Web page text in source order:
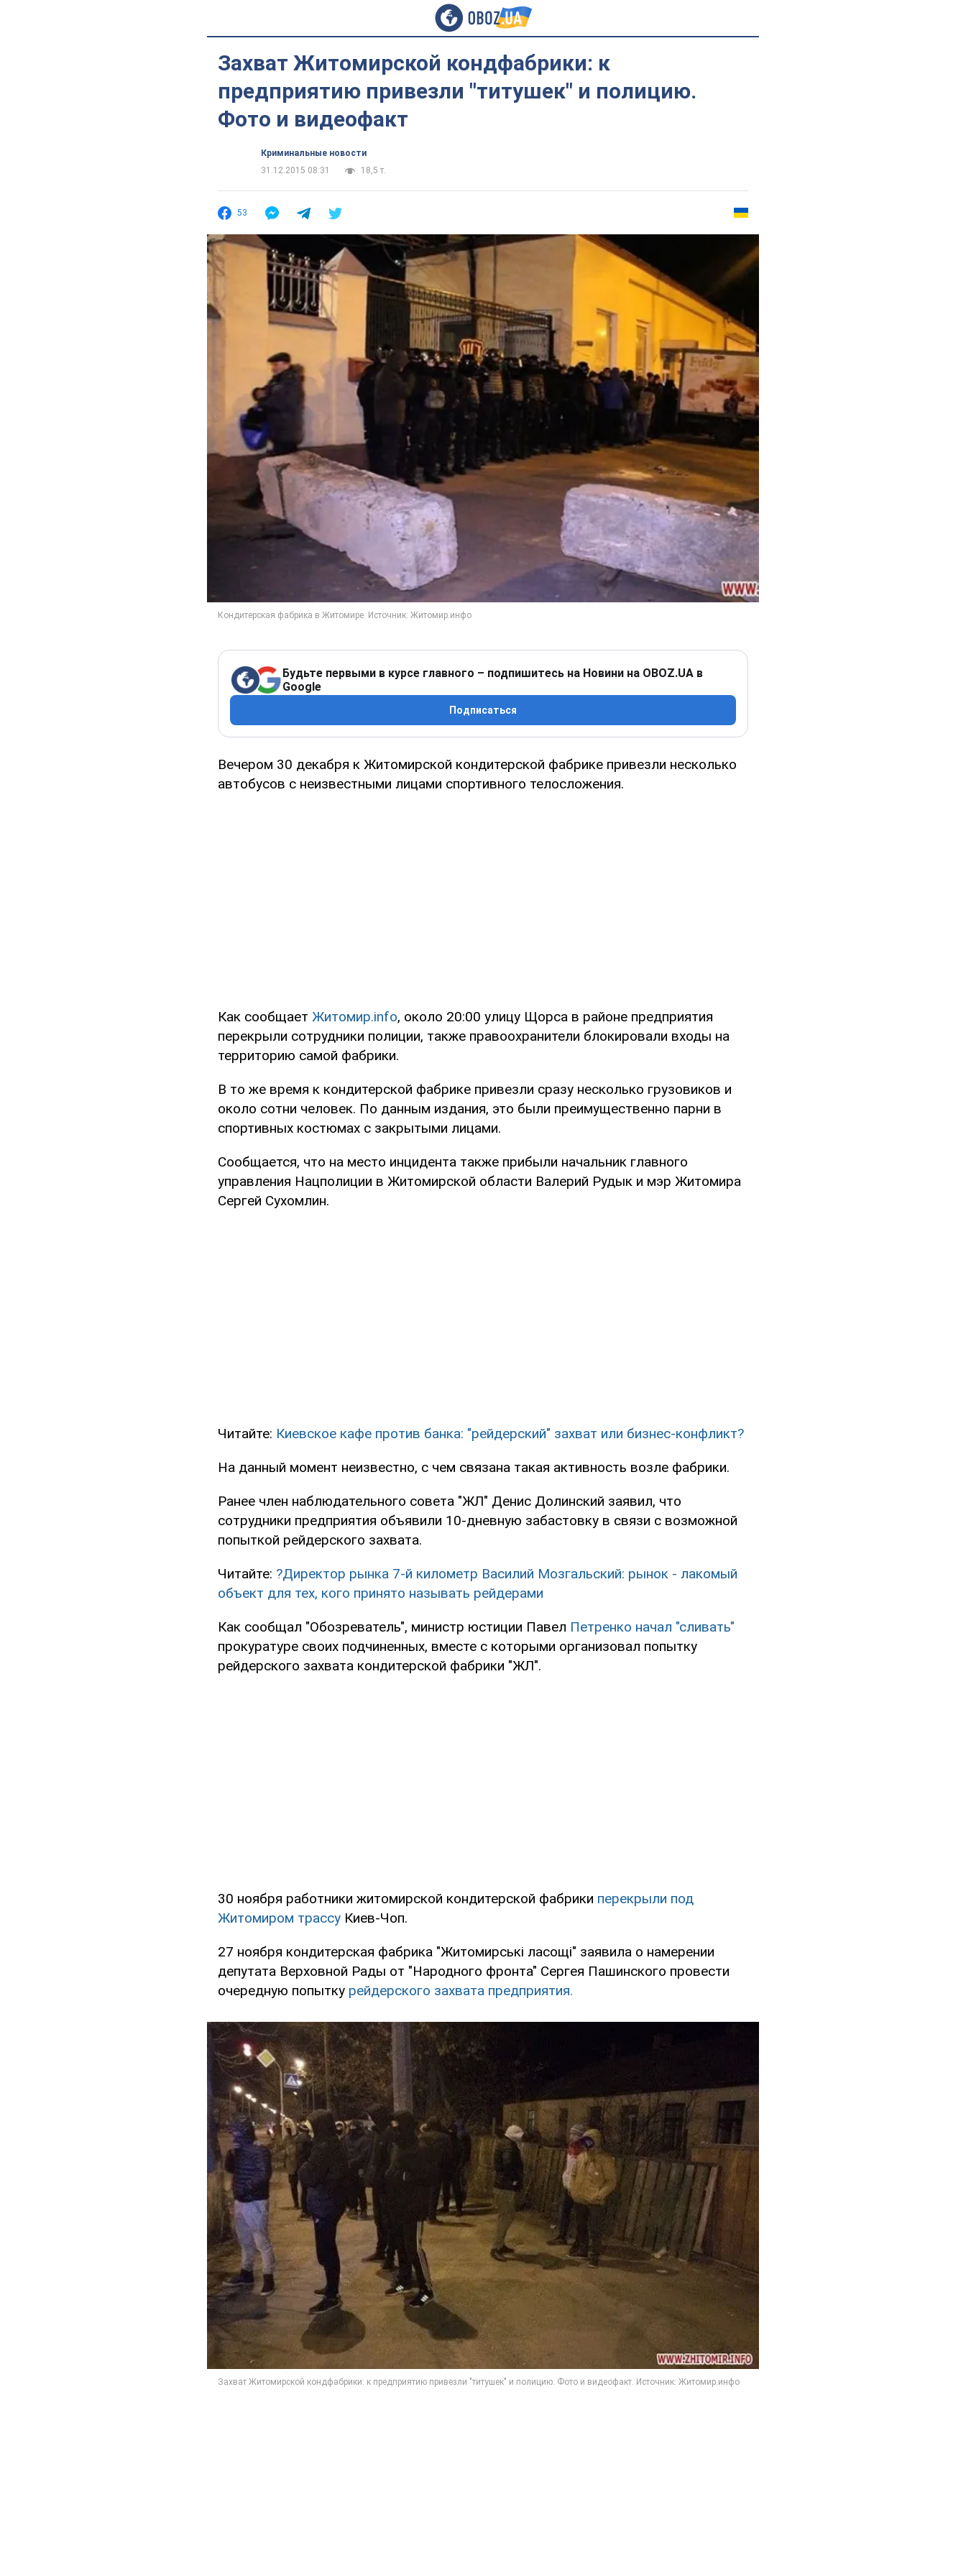
Захват Житомирской кондфабрики: к
предприятию привезли "титушек" и полицию.
Фото и видеофакт
Криминальные новости
31.12.2015 08:31
18,5 т.
53
Будьте первыми в курсе главного – подпишитесь на Новини на OBOZ.UA в
Google
Подписаться
Вечером 30 декабря к Житомирской кондитерской фабрике привезли несколько
автобусов с неизвестными лицами спортивного телосложения.
Как сообщает Житомир.info, около 20:00 улицу Щорса в районе предприятия
перекрыли сотрудники полиции, также правоохранители блокировали входы на
территорию самой фабрики.
В то же время к кондитерской фабрике привезли сразу несколько грузовиков и
около сотни человек. По данным издания, это были преимущественно парни в
спортивных костюмах с закрытыми лицами.
Сообщается, что на место инцидента также прибыли начальник главного
управления Нацполиции в Житомирской области Валерий Рудык и мэр Житомира
Сергей Сухомлин.
Читайте: Киевское кафе против банка: "рейдерский" захват или бизнес-конфликт?
На данный момент неизвестно, с чем связана такая активность возле фабрики.
Ранее член наблюдательного совета "ЖЛ" Денис Долинский заявил, что
сотрудники предприятия объявили 10-дневную забастовку в связи с возможной
попыткой рейдерского захвата.
Читайте: ?Директор рынка 7-й километр Василий Мозгальский: рынок - лакомый
объект для тех, кого принято называть рейдерами
Как сообщал "Обозреватель", министр юстиции Павел Петренко начал "сливать"
прокуратуре своих подчиненных, вместе с которыми организовал попытку
рейдерского захвата кондитерской фабрики "ЖЛ".
30 ноября работники житомирской кондитерской фабрики перекрыли под
Житомиром трассу Киев-Чоп.
27 ноября кондитерская фабрика "Житомирські ласощі" заявила о намерении
депутата Верховной Рады от "Народного фронта" Сергея Пашинского провести
очередную попытку рейдерского захвата предприятия.